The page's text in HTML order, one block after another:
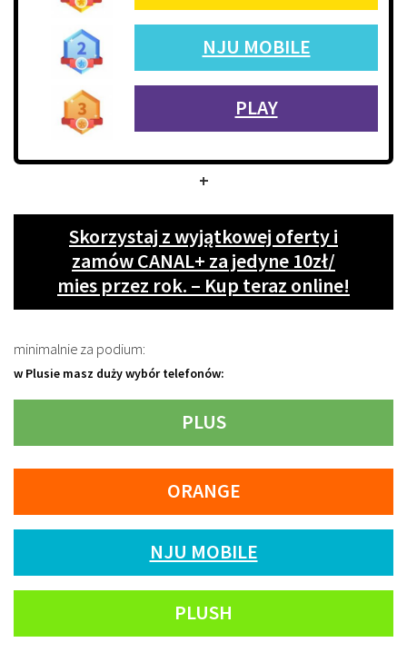
NJU MOBILE
PLAY
+
Skorzystaj z wyjątkowej oferty i
zamów CANAL+ za jedyne 10zł/
mies przez rok. – Kup teraz online!
minimalnie za podium:
w Plusie masz duży wybór telefonów:
PLUS
ORANGE
NJU MOBILE
PLUSH